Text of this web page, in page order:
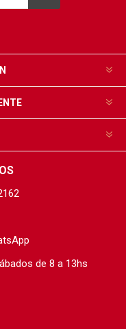
de 8 a 13hs